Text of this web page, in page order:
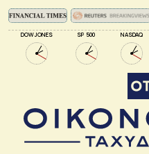
DOW JONES SP 500 NASDAQ